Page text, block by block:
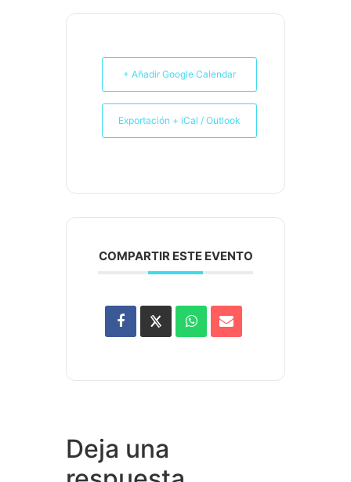
+ Añadir Google Calendar
Exportación + iCal / Outlook
COMPARTIR ESTE EVENTO
Deja una